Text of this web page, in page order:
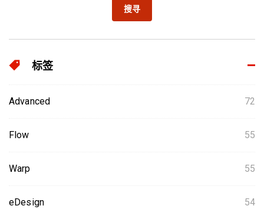
搜寻
标签
Advanced 72
Flow 55
Warp 55
eDesign 54